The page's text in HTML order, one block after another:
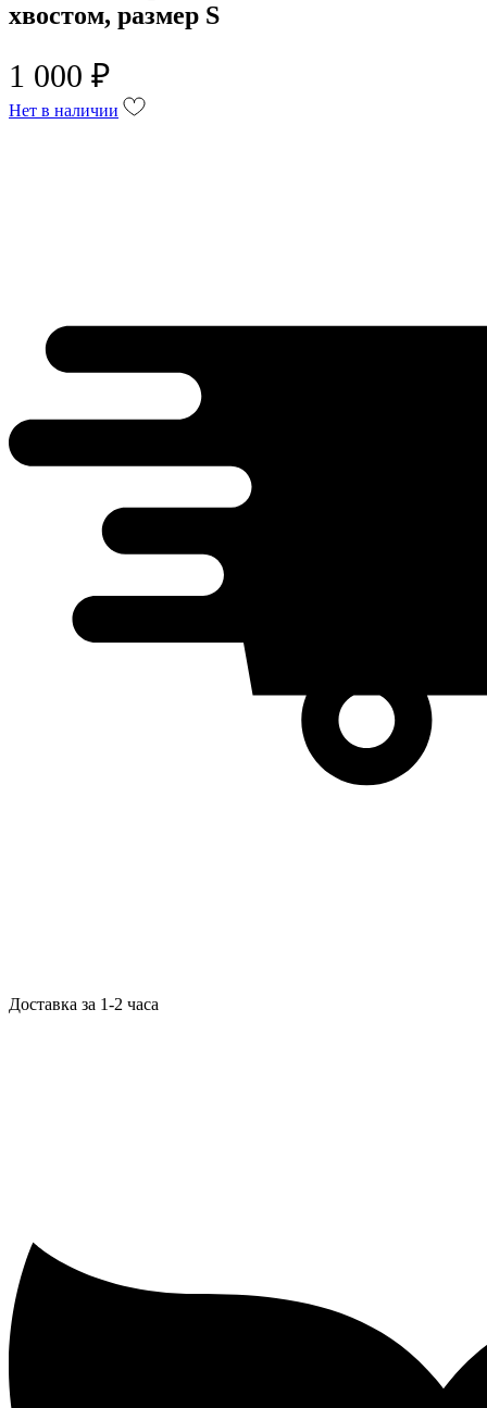
хвостом, размер S
1 000 ₽
Нет в наличии
Доставка за 1-2 часа